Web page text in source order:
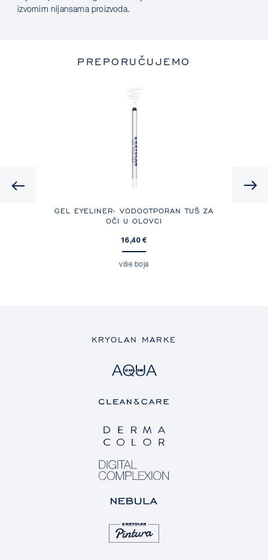
izvornim nijansama proizvoda.
PREPORUČUJEMO
GEL EYELINER- VODOOTPORAN TUŠ ZA
OČI U OLOVCI
16,40 €
više boja
KRYOLAN MARKE